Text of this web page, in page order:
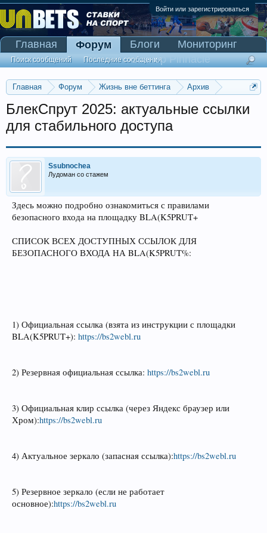
Войти или зарегистрироваться
Главная Форум Жизнь вне беттинга
Архив
БлекСпрут 2025: актуальные ссылки
для стабильного доступа
Ssubnochea
Лудоман со стажем
Здесь можно подробно ознакомиться с правилами
безопасного входа на площадку BLA(K5PRUT+
СПИСОК ВСЕХ ДОСТУПНЫХ ССЫЛОК ДЛЯ
БЕЗОПАСНОГО ВХОДА НА BLA(K5PRUT%:
1) Официальная ссылка (взята из инструкции с площадки
BLA(K5PRUT+): https://bs2webl.ru
2) Резервная официальная ссылка: https://bs2webl.ru
3) Официальная клир ссылка (через Яндекс браузер или
Хром):https://bs2webl.ru
4) Актуальное зеркало (запасная ссылка):https://bs2webl.ru
5) Резервное зеркало (если не работает
основное):https://bs2webl.ru
Главная Форум
Поиск сообщений Последние сообщения
Блоги
Мониторинг
Сканер Pinnacle